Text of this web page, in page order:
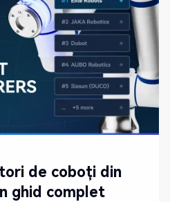
de coboți din
ghid complet